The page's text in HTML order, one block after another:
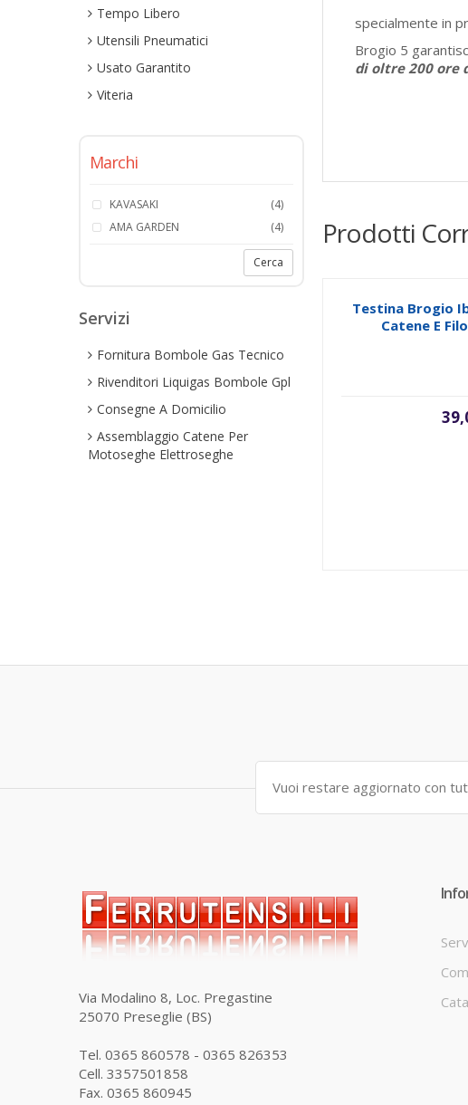
Tempo Libero
Utensili Pneumatici
Usato Garantito
Viteria
Marchi
KAVASAKI
(4)
AMA GARDEN
(4)
Cerca
Servizi
Fornitura Bombole Gas Tecnico
Rivenditori Liquigas Bombole Gpl
Consegne A Domicilio
Assemblaggio Catene Per
Motoseghe Elettroseghe
specialmente in
Brogio 5
di oltre 200 ore
Prodotti
Testina Brogio
Catene E Filo
Via Modalino 8, Loc. Pregastine
25070 Preseglie (BS)
Tel. 0365 860578 - 0365 826353
Cell. 3357501858
Fax. 0365 860945